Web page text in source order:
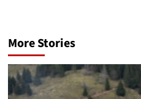
More Stories